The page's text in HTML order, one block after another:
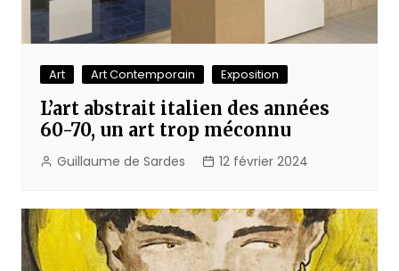
Art Art Contemporain Exposition
L’art abstrait italien des années
60-70, un art trop méconnu
Guillaume de Sardes 12 février 2024